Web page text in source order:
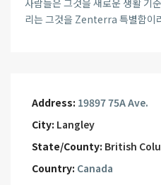
사람들은 그것을 새로운 생활 기
리는 그것을 Zenterra 특별함이
Address: 19897 75A Ave.
City: Langley
State/County: British
Country: Canada